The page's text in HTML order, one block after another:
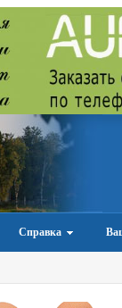
Справка